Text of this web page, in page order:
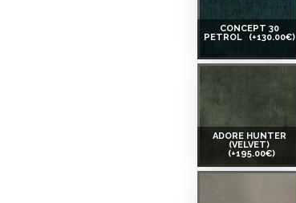
CONCEPT 30
PETROL
(+130.00€)
ADORE HUNTER
(VELVET)
(+195.00€)